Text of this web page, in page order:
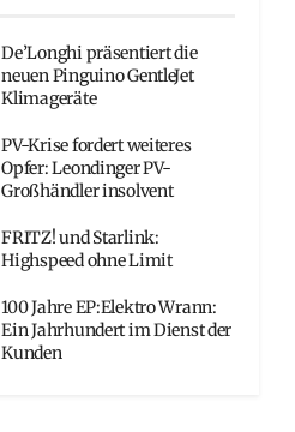
De’Longhi präsentiert die
neuen Pinguino GentleJet
Klimageräte
PV-Krise fordert weiteres
Opfer: Leondinger PV-
Großhändler insolvent
FRITZ! und Starlink:
Highspeed ohne Limit
100 Jahre EP:Elektro Wrann:
Ein Jahrhundert im Dienst der
Kunden